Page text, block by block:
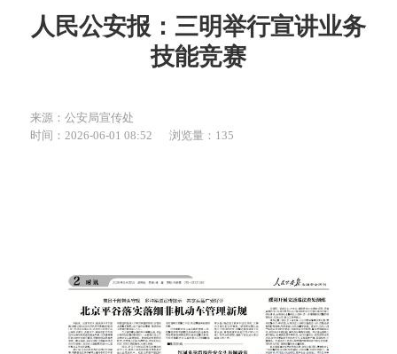
人民公安报：三明举行宣讲业务
技能竞赛
来源：公安局宣传处
时间：2026-06-01 08:52
浏览量：135